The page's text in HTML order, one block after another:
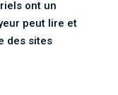
ont un
peut lire et
des sites